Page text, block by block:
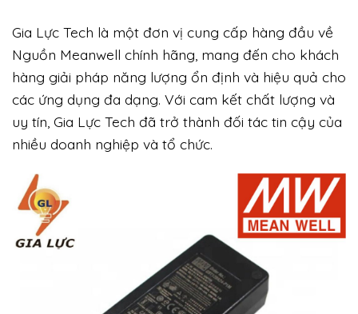
Gia Lực Tech là một đơn vị cung cấp hàng đầu về
Nguồn Meanwell chính hãng, mang đến cho khách
hàng giải pháp năng lượng ổn định và hiệu quả cho
các ứng dụng đa dạng. Với cam kết chất lượng và
uy tín, Gia Lực Tech đã trở thành đối tác tin cậy của
nhiều doanh nghiệp và tổ chức.